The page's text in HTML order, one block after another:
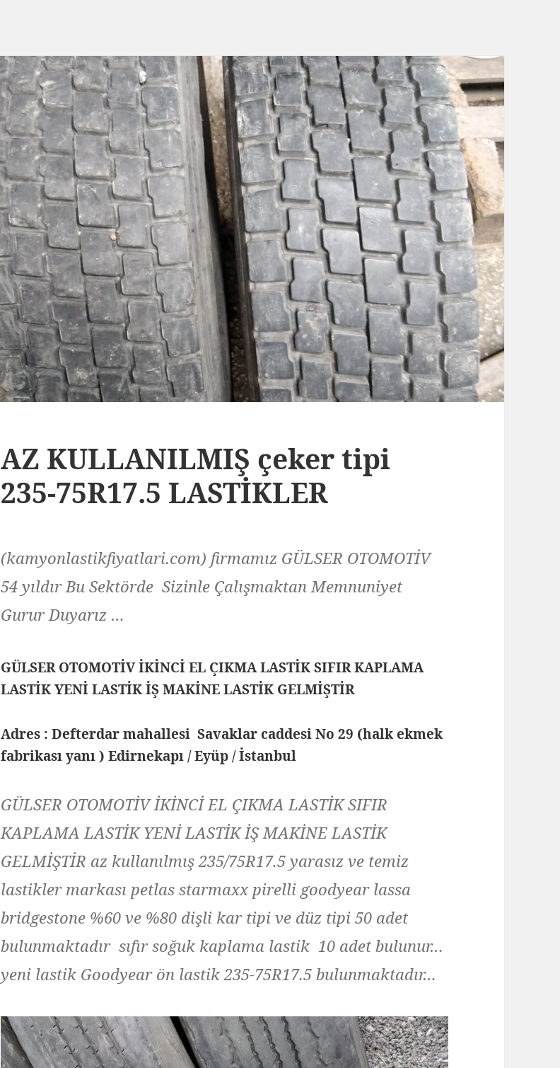
AZ KULLANILMIŞ çeker tipi
235-75R17.5 LASTİKLER
(kamyonlastikfiyatlari.com) firmamız GÜLSER OTOMOTİV
54 yıldır Bu Sektörde Sizinle Çalışmaktan Memnuniyet
Gurur Duyarız …
GÜLSER OTOMOTİV İKİNCİ EL ÇIKMA LASTİK SIFIR KAPLAMA
LASTİK YENİ LASTİK İŞ MAKİNE LASTİK GELMİŞTİR
Adres : Defterdar mahallesi Savaklar caddesi No 29 (halk ekmek
fabrikası yanı ) Edirnekapı / Eyüp / İstanbul
GÜLSER OTOMOTİV İKİNCİ EL ÇIKMA LASTİK SIFIR
KAPLAMA LASTİK YENİ LASTİK İŞ MAKİNE LASTİK
GELMİŞTİR az kullanılmış 235/75R17.5 yarasız ve temiz
lastikler markası petlas starmaxx pirelli goodyear lassa
bridgestone %60 ve %80 dişli kar tipi ve düz tipi 50 adet
bulunmaktadır sıfır soğuk kaplama lastik 10 adet bulunur…
yeni lastik Goodyear ön lastik 235-75R17.5 bulunmaktadır…